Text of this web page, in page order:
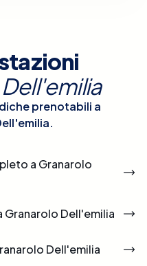
prenotabili a
.
a Granarolo
Dell'emilia
Dell'emilia